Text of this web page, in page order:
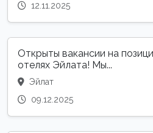
12.11.2025
Открыты вакансии на
отелях Эйлата! Мы...
Эйлат
09.12.2025